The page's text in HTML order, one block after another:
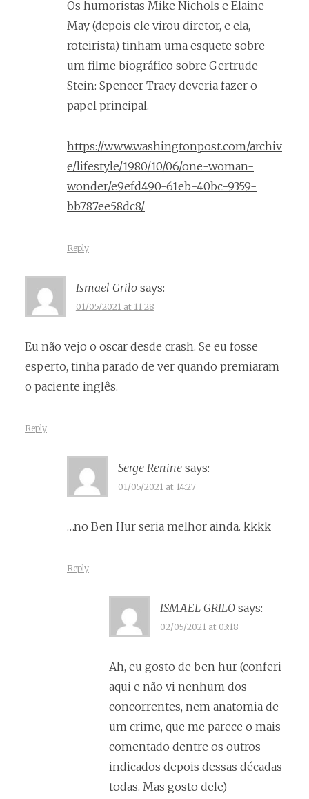
Os humoristas Mike Nichols e Elaine
May (depois ele virou diretor, e ela,
roteirista) tinham uma esquete sobre
um filme biográfico sobre Gertrude
Stein: Spencer Tracy deveria fazer o
papel principal.
https://www.washingtonpost.com/archiv
e/lifestyle/1980/10/06/one-woman-
wonder/e9efd490-61eb-40bc-9359-
bb787ee58dc8/
Reply
Ismael Grilo says:
01/05/2021 at 11:28
Eu não vejo o oscar desde crash. Se eu fosse
esperto, tinha parado de ver quando premiaram
o paciente inglês.
Reply
Serge Renine says:
01/05/2021 at 14:27
…no Ben Hur seria melhor ainda. kkkk
Reply
ISMAEL GRILO says:
02/05/2021 at 03:18
Ah, eu gosto de ben hur (conferi
aqui e não vi nenhum dos
concorrentes, nem anatomia de
um crime, que me parece o mais
comentado dentre os outros
indicados depois dessas décadas
todas. Mas gosto dele)